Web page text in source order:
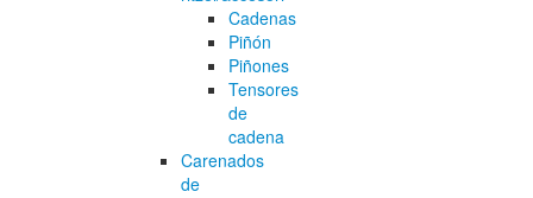
Cadenas
Piñón
Piñones
Tensores
de
cadena
Carenados
de